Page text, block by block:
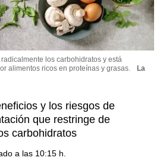
los carbohidratos y está
alimentos ricos en proteínas y grasas.
La
y los riesgos de
que restringe de
carbohidratos
a las 10:15 h.